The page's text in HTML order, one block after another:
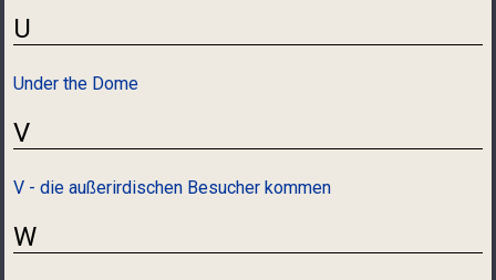
U
Under the Dome
V
V - die außerirdischen Besucher kommen
W